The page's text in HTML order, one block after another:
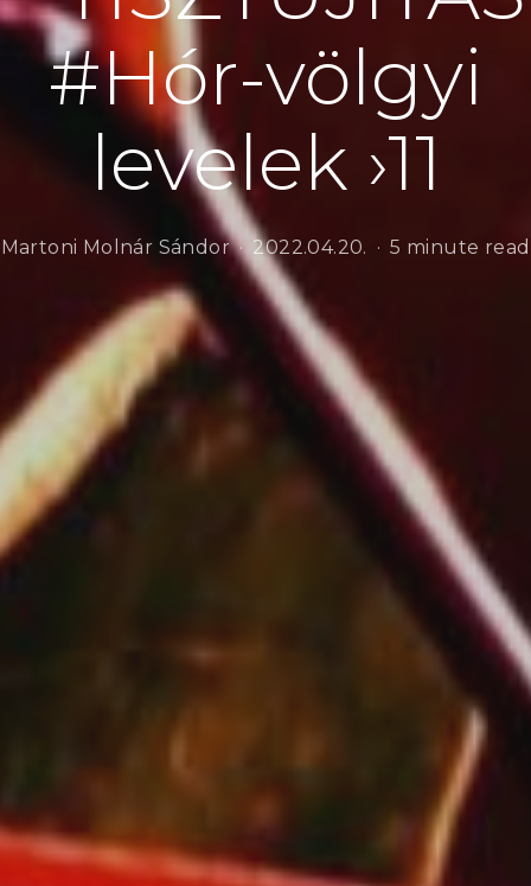
#Hór-völgyi
levelek ›11
Martoni Molnár Sándor 2022.04.20. 5 minute read